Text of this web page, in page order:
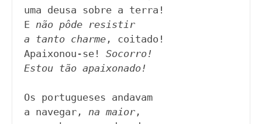
uma deusa sobre a terra!
E não pôde resistir
a tanto charme , coitado!
Apaixonou-se! Socorro!
Estou tão apaixonado!
Os portugueses andavam
a navegar, na maior ,